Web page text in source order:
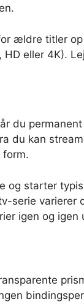
ældre titler
eller 4K).
du
du kan
form.
og starter
serie
igen og